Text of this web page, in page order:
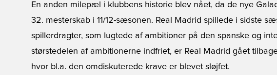
En anden milepæl i klubbens historie blev nået, da de nye
32. mesterskab i 11/12-sæsonen. Real Madrid spillede i sidste
spillerdragter, som lugtede af ambitioner på den spanske og
størstedelen af ambitionerne indfriet, er Real Madrid gået
hvor bl.a. den omdiskuterede krave er blevet sløjfet.